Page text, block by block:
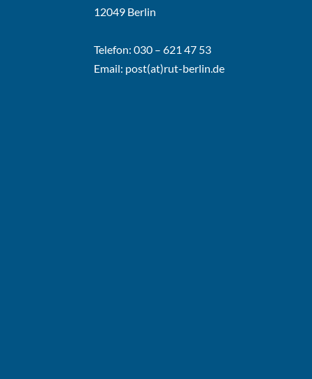
12049 Berlin
Telefon: 030 – 621 47 53
Email: post(at)rut-berlin.de